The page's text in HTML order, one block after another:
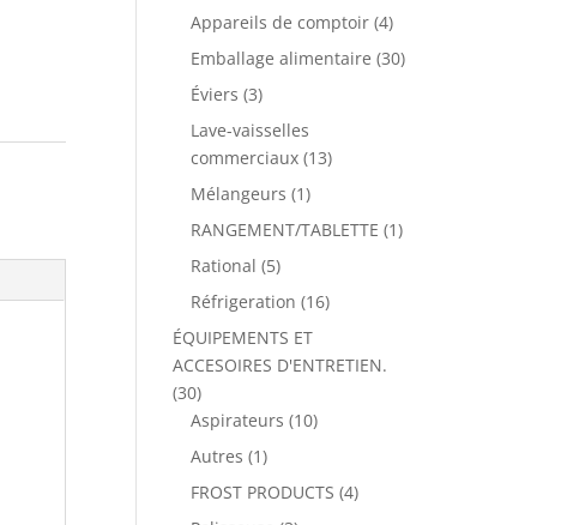
Appareils de comptoir (4)
Emballage alimentaire (30)
Éviers (3)
Lave-vaisselles
commerciaux (13)
Mélangeurs (1)
RANGEMENT/TABLETTE (1)
Rational (5)
Réfrigeration (16)
ÉQUIPEMENTS ET
ACCESOIRES D'ENTRETIEN.
(30)
Aspirateurs (10)
Autres (1)
FROST PRODUCTS (4)